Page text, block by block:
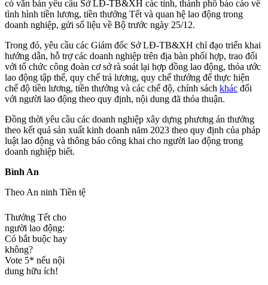
có văn bản yêu cầu Sở LĐ-TB&XH các tỉnh, thành phố báo cáo về
tình hình tiền lương, tiền thưởng Tết và quan hệ lao động trong
doanh nghiệp, gửi số liệu về Bộ trước ngày 25/12.
Trong đó, yêu cầu các Giám đốc Sở LĐ-TB&XH chỉ đạo triển khai
hướng dẫn, hỗ trợ các doanh nghiệp trên địa bàn phối hợp, trao đổi
với tổ chức công đoàn cơ sở rà soát lại hợp đồng lao động, thỏa ước
lao động tập thể, quy chế trả lương, quy chế thưởng để thực hiện
chế độ tiền lương, tiền thưởng và các chế độ, chính sách khác đối
với người lao động theo quy định, nội dung đã thỏa thuận.
Đồng thời yêu cầu các doanh nghiệp xây dựng phương án thưởng
theo kết quả sản xuất kinh doanh năm 2023 theo quy định của pháp
luật lao động và thông báo công khai cho người lao động trong
doanh nghiệp biết.
Bình An
Theo An ninh Tiền tệ
Thưởng Tết cho
người lao động:
Có bắt buộc hay
không?
Vote 5* nếu nội
dung hữu ích!